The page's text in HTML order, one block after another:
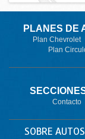
PLANES DE
Plan Chevrolet
Plan
Contacto
SOBRE